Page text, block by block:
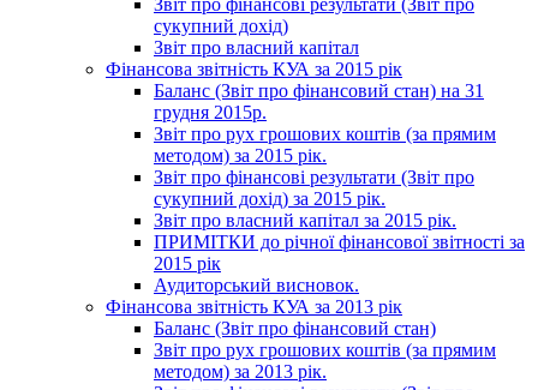
Звіт про фінансові результати (Звіт про
сукупний дохід)
Звіт про власний капітал
Фінансова звітність КУА за 2015 рік
Баланс (Звіт про фінансовий стан) на 31
грудня 2015р.
Звіт про рух грошових коштів (за прямим
методом) за 2015 рік.
Звіт про фінансові результати (Звіт про
сукупний дохід) за 2015 рік.
Звіт про власний капітал за 2015 рік.
ПРИМІТКИ до річної фінансової звітності за
2015 рік
Аудиторський висновок.
Фінансова звітність КУА за 2013 рік
Баланс (Звіт про фінансовий стан)
Звіт про рух грошових коштів (за прямим
методом) за 2013 рік.